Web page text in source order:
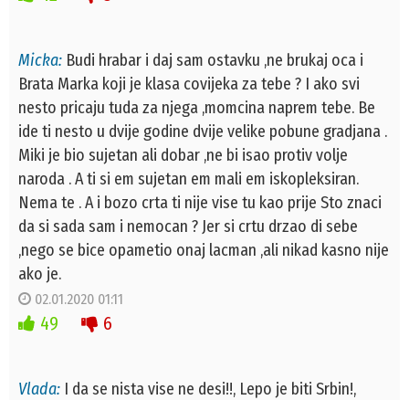
Micka: Budi hrabar i daj sam ostavku ,ne brukaj oca i
Brata Marka koji je klasa covijeka za tebe ? I ako svi
nesto pricaju tuda za njega ,momcina naprem tebe. Be
ide ti nesto u dvije godine dvije velike pobune gradjana .
Miki je bio sujetan ali dobar ,ne bi isao protiv volje
naroda . A ti si em sujetan em mali em iskopleksiran.
Nema te . A i bozo crta ti nije vise tu kao prije Sto znaci
da si sada sam i nemocan ? Jer si crtu drzao di sebe
,nego se bice opametio onaj lacman ,ali nikad kasno nije
ako je.
02.01.2020 01:11
49 6
Vlada: I da se nista vise ne desi!!, Lepo je biti Srbin!,